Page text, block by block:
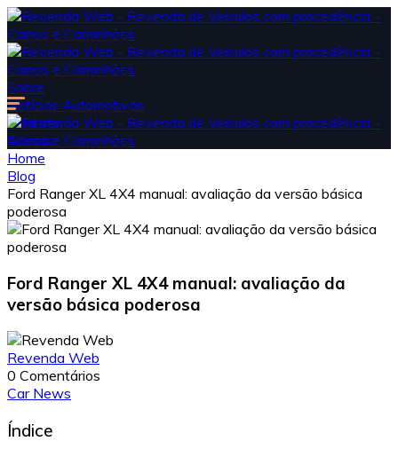
Sobre
Notícias Automotivas
Contato
Acesso
Home
Blog
Ford Ranger XL 4X4 manual: avaliação da versão básica
poderosa
Ford Ranger XL 4X4 manual: avaliação da
versão básica poderosa
Revenda Web
0 Comentários
Car News
Índice